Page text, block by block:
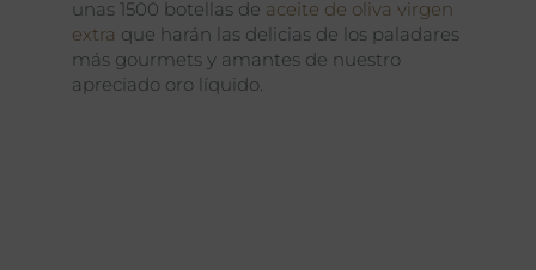
unas 1500 botellas de aceite de oliva virgen
extra que harán las delicias de los paladares
más gourmets y amantes de nuestro
apreciado oro líquido.